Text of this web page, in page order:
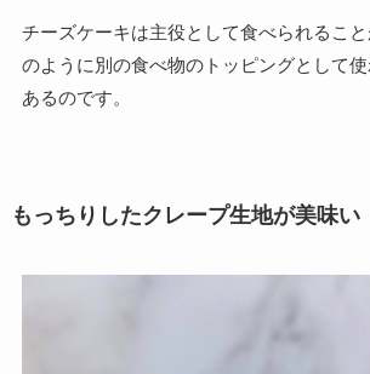
チーズケーキは主役として食べられるこ
のように別の食べ物のトッピングとして
あるのです。
もっちりしたクレープ生地が美味い